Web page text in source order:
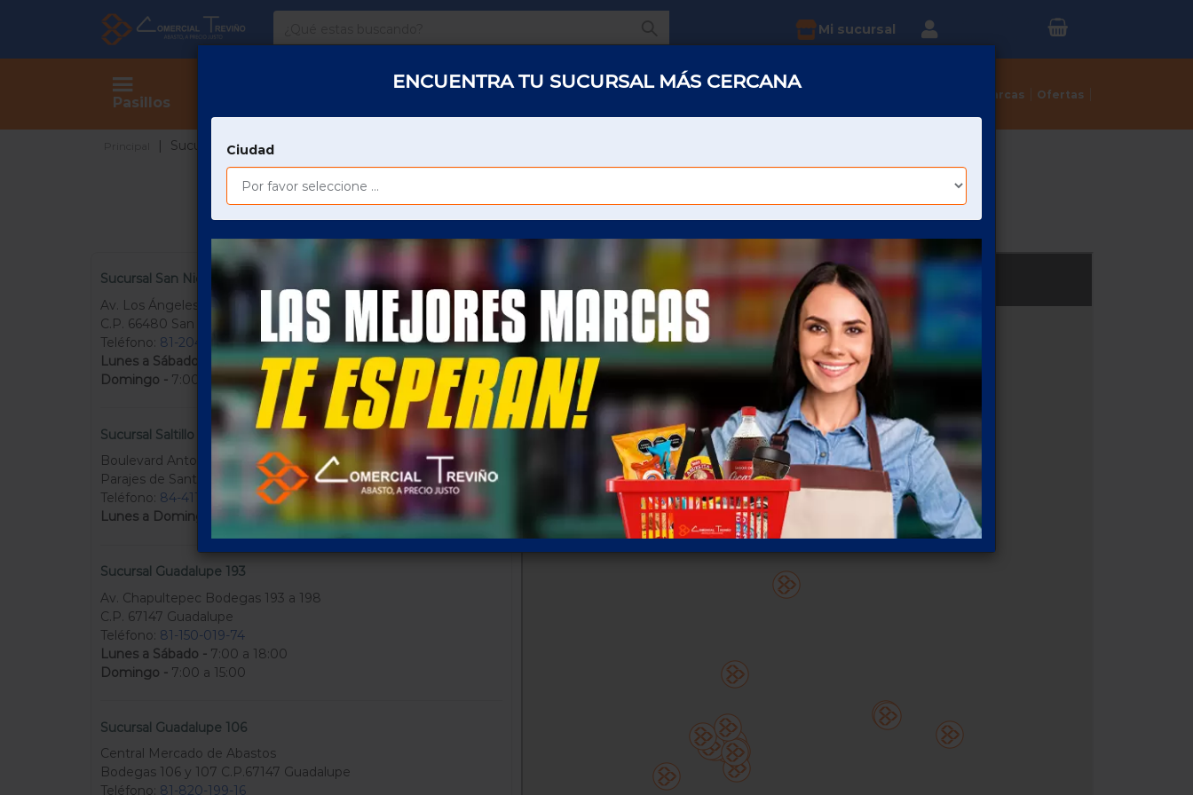
Comercial
Treviño
¿Qué estas buscando? Mi sucursal
Pasillos Marcas Ofertas
Sucursales
Sucursales
Sucursal San Nicolas
Av. Los Ángeles Valle del Nogalar
C.P. 66480 San Nicolás de los Garza
Teléfono: 81-204-080-71
Lunes a Sábado -
7:00 a 19:00
Domingo - 7:00 a 19:00
Sucursal Saltillo
Boulevard Antonio Cárdenas
Parajes de Santa Elena C.P.25084 Saltillo Coah.
Teléfono: 84-411-272-90
Lunes a Domingo -7:00 a 21:00
Sucursal Guadalupe 193
Av. Chapultepec Bodegas 193 a 198
C.P. 67147 Guadalupe
Teléfono: 81-150-019-74
Lunes a Sábado - 7:00 a 18:00
Domingo - 7:00 a 15:00
Sucursal Guadalupe 106
Central Mercado de Abastos
Bodegas 106 y 107 C.P.67147 Guadalupe
Teléfono: 81-820-199-16
ENCUENTRA TU SUCURSAL MÁS CERCANA
Ciudad